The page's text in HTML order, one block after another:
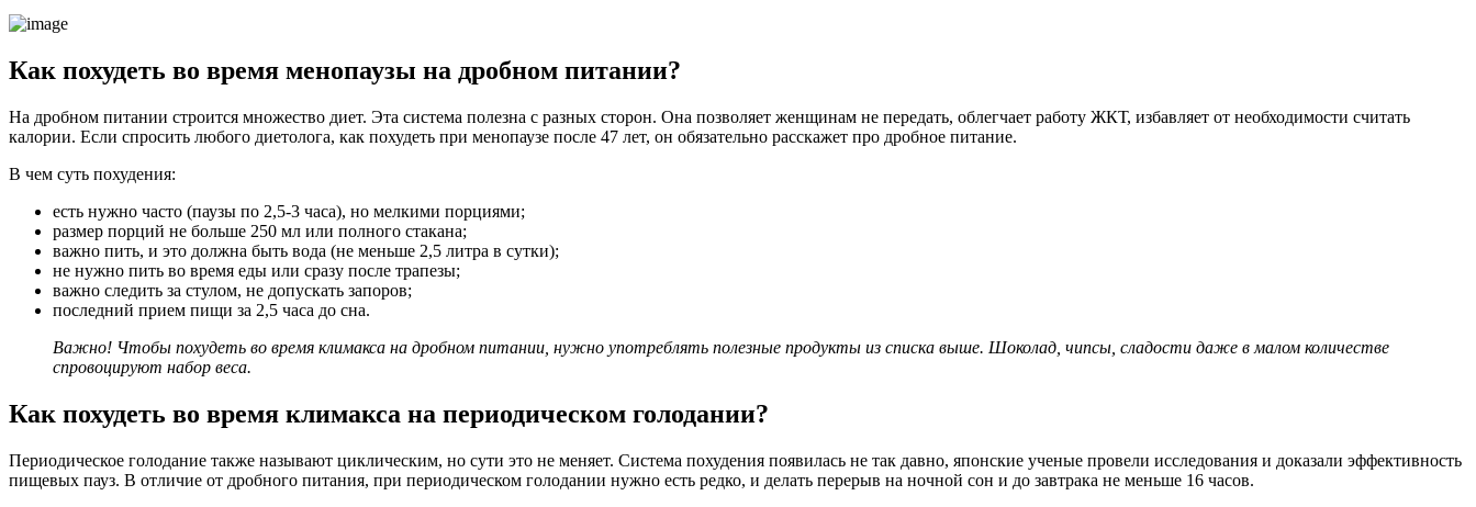
Как похудеть во время менопаузы на дробном питании?
На дробном питании строится множество диет. Эта система полезна с разных сторон. Она позволяет женщинам не передать, облегчает работу ЖКТ, избавляет от необходимости считать
калории. Если спросить любого диетолога, как похудеть при менопаузе после 47 лет, он обязательно расскажет про дробное питание.
В чем суть похудения:
есть нужно часто (паузы по 2,5-3 часа), но мелкими порциями;
размер порций не больше 250 мл или полного стакана;
важно пить, и это должна быть вода (не меньше 2,5 литра в сутки);
не нужно пить во время еды или сразу после трапезы;
важно следить за стулом, не допускать запоров;
последний прием пищи за 2,5 часа до сна.
Важно! Чтобы похудеть во время климакса на дробном питании, нужно употреблять полезные продукты из списка выше. Шоколад, чипсы, сладости даже в малом количестве
спровоцируют набор веса.
Как похудеть во время климакса на периодическом голодании?
Периодическое голодание также называют циклическим, но сути это не меняет. Система похудения появилась не так давно, японские ученые провели исследования и доказали эффективность
пищевых пауз. В отличие от дробного питания, при периодическом голодании нужно есть редко, и делать перерыв на ночной сон и до завтрака не меньше 16 часов.